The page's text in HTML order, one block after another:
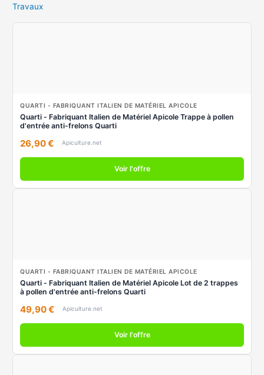
Travaux
QUARTI - FABRIQUANT ITALIEN DE MATÉRIEL APICOLE
Quarti - Fabriquant Italien de Matériel Apicole Trappe à pollen
d'entrée anti-frelons Quarti
26,90 € Apiculture.net
Voir l'offre
QUARTI - FABRIQUANT ITALIEN DE MATÉRIEL APICOLE
Quarti - Fabriquant Italien de Matériel Apicole Lot de 2 trappes
à pollen d'entrée anti-frelons Quarti
49,90 € Apiculture.net
Voir l'offre